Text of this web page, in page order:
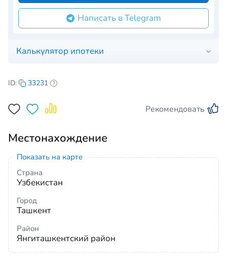
Калькулятор ипотеки
Написать в Telegram
ID: 33231
Рекомендовать
Местонахождение
Показать на карте
Страна
Узбекистан
Город
Ташкент
Район
Янгиташкентский район